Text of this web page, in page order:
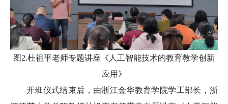
图2.杜祖平老师专题讲座《人工智能技术的教育教学创新
应用》
开班仪式结束后，由浙江金华教育学院学工部长，浙